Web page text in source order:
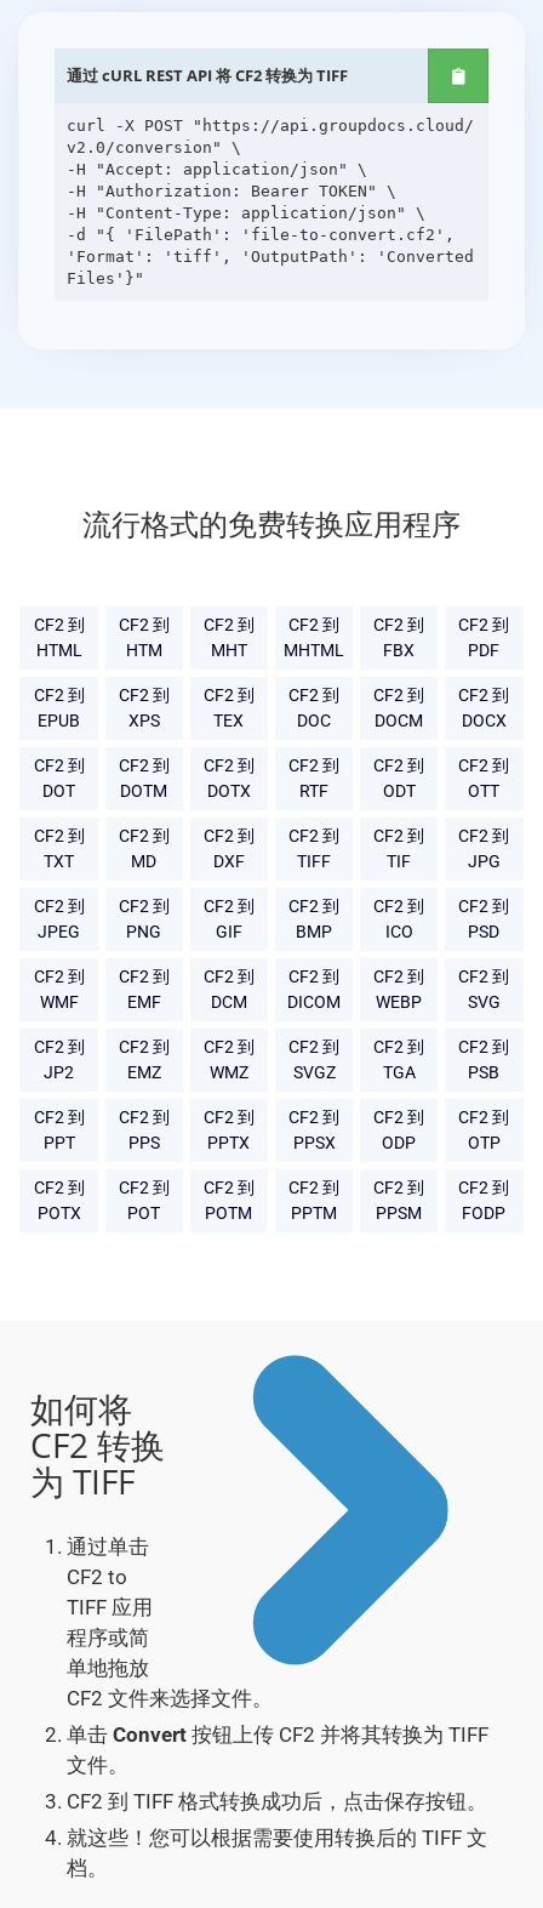
通过 cURL REST API 将 CF2 转换为 TIFF
curl -X POST "https://api.groupdocs.cloud/
v2.0/conversion" \
-H "Accept: application/json" \
-H "Authorization: Bearer TOKEN" \
-H "Content-Type: application/json" \
-d "{ 'FilePath': 'file-to-convert.cf2',
'Format': 'tiff', 'OutputPath': 'Converted
流行格式的免费转换应用程序
CF2 到
HTML
CF2 到
HTM
CF2 到
MHT
CF2 到
MHTML
CF2 到
FBX
CF2 到
PDF
CF2 到
EPUB
CF2 到
XPS
CF2 到
TEX
CF2 到
DOC
CF2 到
DOCM
CF2 到
DOCX
CF2 到
DOT
CF2 到
DOTM
CF2 到
DOTX
CF2 到
RTF
CF2 到
ODT
CF2 到
OTT
CF2 到
TXT
CF2 到
MD
CF2 到
DXF
CF2 到
TIFF
CF2 到
TIF
CF2 到
JPG
CF2 到
JPEG
CF2 到
PNG
CF2 到
GIF
CF2 到
BMP
CF2 到
ICO
CF2 到
PSD
CF2 到
WMF
CF2 到
EMF
CF2 到
DCM
CF2 到
DICOM
CF2 到
WEBP
CF2 到
SVG
CF2 到
JP2
CF2 到
EMZ
CF2 到
WMZ
CF2 到
SVGZ
CF2 到
TGA
CF2 到
PSB
CF2 到
PPT
CF2 到
PPS
CF2 到
PPTX
CF2 到
PPSX
CF2 到
ODP
CF2 到
OTP
CF2 到
POTX
CF2 到
POT
CF2 到
POTM
CF2 到
PPTM
CF2 到
PPSM
CF2 到
FODP
如何将
CF2 转换
为 TIFF
通过单击
CF2 to
TIFF 应用
程序或简
单地拖放
CF2 文件来选择文件。
单击 Convert 按钮上传 CF2 并将其转换为 TIFF
文件。
CF2 到 TIFF 格式转换成功后，点击保存按钮。
就这些！您可以根据需要使用转换后的 TIFF 文
档。